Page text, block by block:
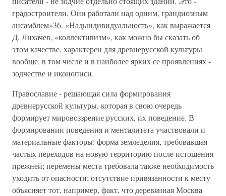
градостроители. Они работали над одним, грандиозным
ансамблем»36. «Надындивидуальность», как выражается
Д. Лихачев, «коллективизм», как можно бы сказать об
этом качестве, характерен для древнерусской культуры
вообще, в том числе и в наиболее ярких се проявлениях -
зодчестве и иконописи.
Православие - решающая сила формирования
древнерусской культуры, которая в свою очередь
формирует мировоззрение русских, их поведение. В
формировании поведения и менталитета участвовали и
материальные факторы: форма земледелия, требовавшая
частых переходов на новую территорию после истощения
прежней; перемены места требовала также необходимость
уходить от опасности; отсутствие привязанности к месту
объясняет тот, например, факт, что деревянная Москва